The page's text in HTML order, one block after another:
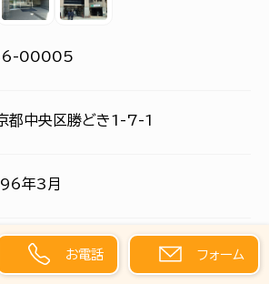
00005
都中央区勝どき1-7-1
年3月
お電話 フォーム